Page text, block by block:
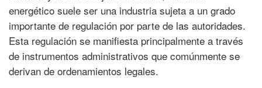
energético suele ser una industria sujeta a un grado
importante de regulación por parte de las autoridades.
Esta regulación se manifiesta principalmente a través
de instrumentos administrativos que comúnmente se
derivan de ordenamientos legales.